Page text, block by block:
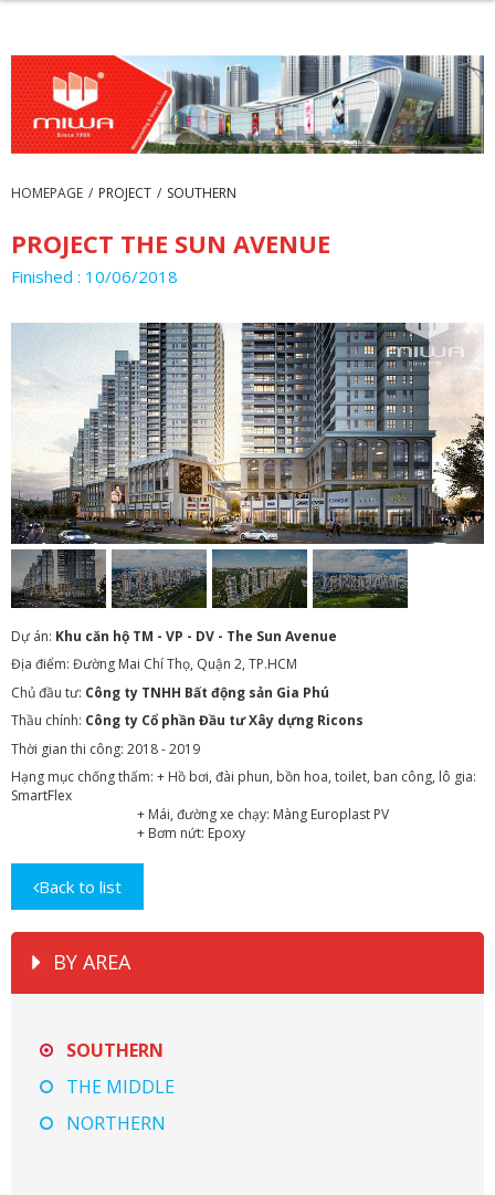
HOMEPAGE / PROJECT / SOUTHERN
PROJECT THE SUN AVENUE
Finished : 10/06/2018
1/4
Dự án: Khu căn hộ TM - VP - DV - The Sun Avenue
Địa điểm: Đường Mai Chí Thọ, Quận 2, TP.HCM
Chủ đầu tư: Công ty TNHH Bất động sản Gia Phú
Thầu chính: Công ty Cổ phần Đầu tư Xây dựng Ricons
Thời gian thi công: 2018 - 2019
Hạng mục chống thấm: + Hồ bơi, đài phun, bồn hoa, toilet, ban công, lô gia:
SmartFlex
+ Mái, đường xe chạy: Màng Europlast PV
+ Bơm nứt: Epoxy
Back to list
BY AREA
SOUTHERN
THE MIDDLE
NORTHERN